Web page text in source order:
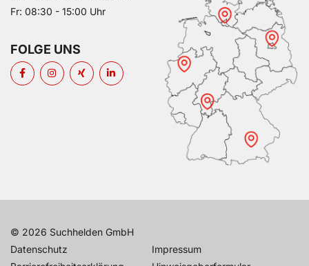
Fr: 08:30 - 15:00 Uhr
FOLGE UNS
© 2026 Suchhelden GmbH
Datenschutz
Impressum